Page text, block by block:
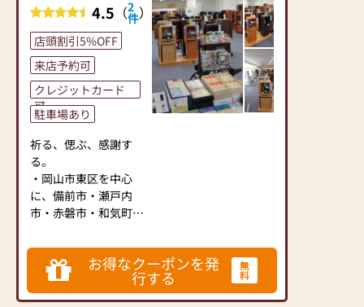
格者も在籍しておりま
す。
◆仏壇・仏具だけでな
く、墓石・霊園・永代
供養等についてもご相
談下さい。
ぜひ一度中原三法堂 西
大寺店にお越しくださ
いませ。
天満屋ハピータウン西
大寺店斜め向かい ”ぶ
大きな看板が目印で
す。
◆駐車場 約20台◆
4.5 （2
件）
店頭割引5%OFF
来店予約可
クレジットカード
可
駐車場あり
祈る、偲ぶ、感謝す
る。
・岡山市東区を中心
に、備前市・瀬戸内
市・赤磐市・和気町の
ーし、独自の地域性や
ご要望にお応えしてい
ます。
・独特の地域性や多種
お得なクーポンを発
行する
無
料